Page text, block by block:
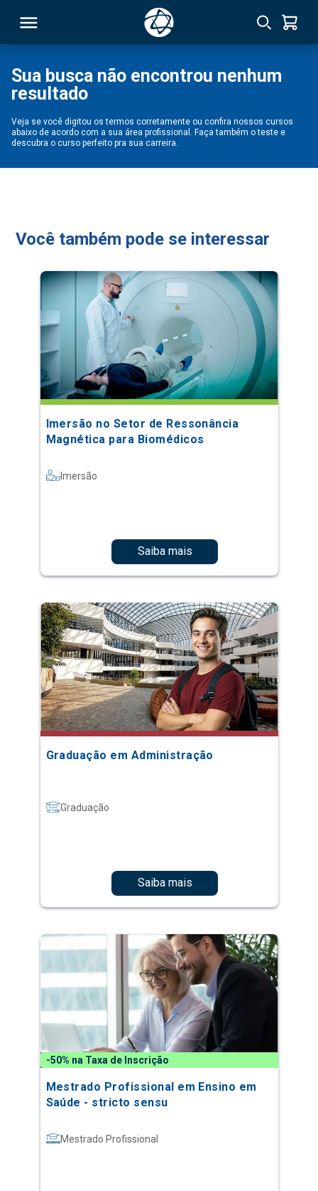
Sua busca não encontrou nenhum
resultado
Veja se você digitou os termos corretamente ou confira nossos cursos
abaixo de acordo com a sua área profissional. Faça também o teste e
descubra o curso perfeito pra sua carreira.
Você também pode se interessar
Imersão no Setor de Ressonância
Magnética para Biomédicos
Imersão
Saiba mais
Graduação em Administração
Graduação
Saiba mais
-50% na Taxa de Inscrição
Mestrado Profissional em Ensino em
Saúde - stricto sensu
Mestrado Profissional